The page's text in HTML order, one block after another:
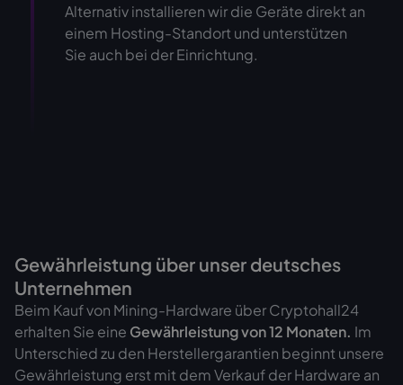
Alternativ installieren wir die Geräte direkt an
einem Hosting-Standort und unterstützen
Sie auch bei der Einrichtung.
Gewährleistung über unser deutsches
Unternehmen
Beim Kauf von Mining-Hardware über Cryptohall24
erhalten Sie eine Gewährleistung von12 Monaten. Im
Unterschied zu den Herstellergarantien beginnt unsere
Gewährleistung erst mit dem Verkauf der Hardware an